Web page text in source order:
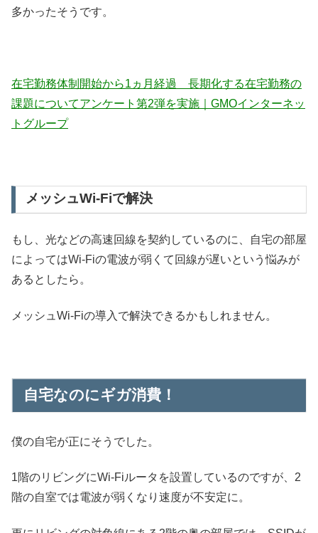
多かったそうです。
在宅勤務体制開始から1ヵ月経過 長期化する在宅勤務の
課題についてアンケート第2弾を実施｜GMOインターネッ
トグループ
メッシュWi-Fiで解決
もし、光などの高速回線を契約しているのに、自宅の部屋
によってはWi-Fiの電波が弱くて回線が遅いという悩みが
あるとしたら。
メッシュWi-Fiの導入で解決できるかもしれません。
自宅なのにギガ消費！
僕の自宅が正にそうでした。
1階のリビングにWi-Fiルータを設置しているのですが、2
階の自室では電波が弱くなり速度が不安定に。